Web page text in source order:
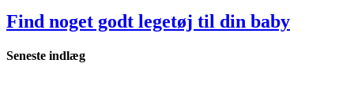
Find noget godt legetøj til din baby
Seneste indlæg